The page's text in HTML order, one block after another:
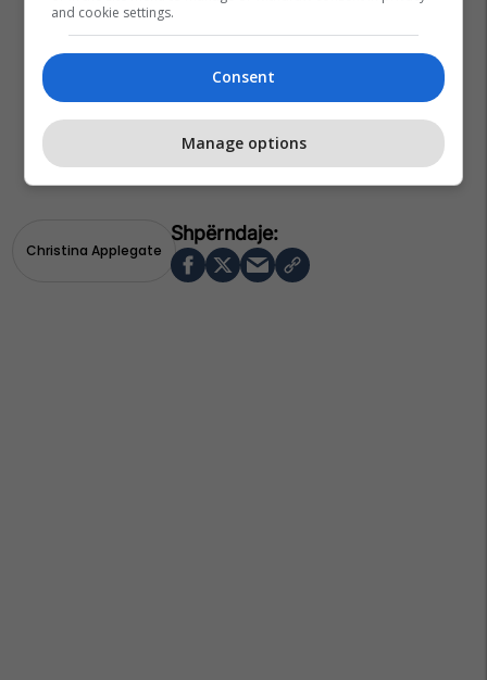
Christina Applegate
and cookie settings.
Consent
Manage options